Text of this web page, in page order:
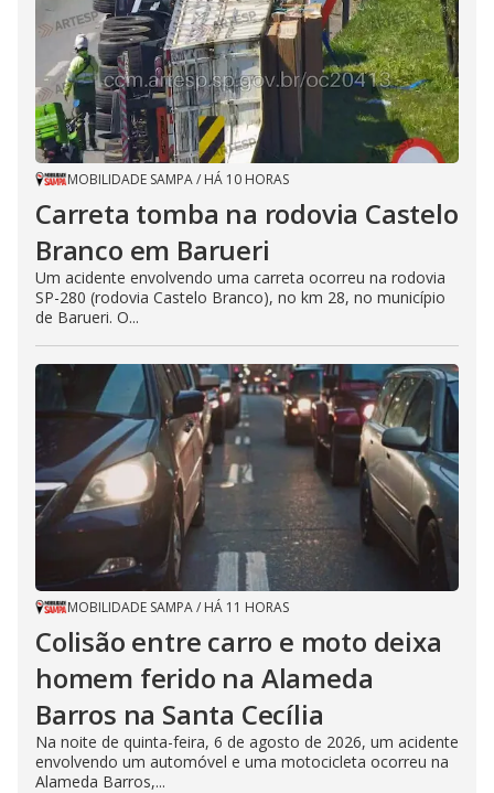
MOBILIDADE SAMPA/ HÁ 10 HORAS
Carreta tomba na rodovia Castelo
Branco em Barueri
Um acidente envolvendo uma carreta ocorreu na rodovia
SP-280 (rodovia Castelo Branco), no km 28, no município
de Barueri. O...
MOBILIDADE SAMPA/ HÁ 11 HORAS
Colisão entre carro e moto deixa
homem ferido na Alameda
Barros na Santa Cecília
Na noite de quinta-feira, 6 de agosto de 2026, um acidente
envolvendo um automóvel e uma motocicleta ocorreu na
Alameda Barros,...